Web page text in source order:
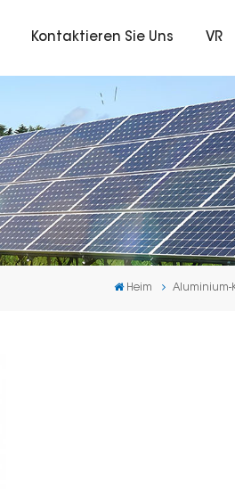
Kontaktieren Sie Uns VR
Heim Aluminium-